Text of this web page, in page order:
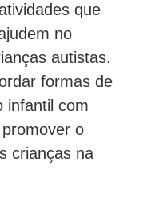
que
no
autistas.
formas de
infantil com
o
crianças na